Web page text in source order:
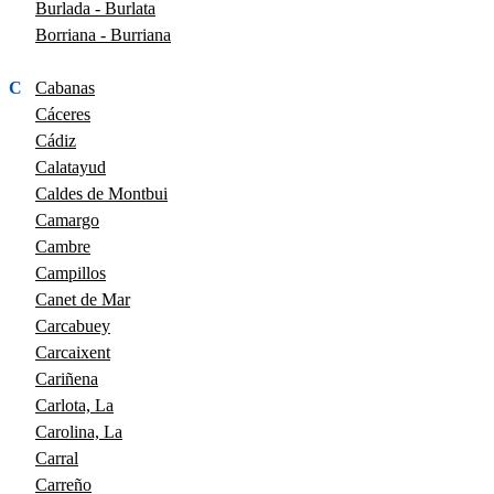
Burlada - Burlata
Borriana - Burriana
C
Cabanas
Cáceres
Cádiz
Calatayud
Caldes de Montbui
Camargo
Cambre
Campillos
Canet de Mar
Carcabuey
Carcaixent
Cariñena
Carlota, La
Carolina, La
Carral
Carreño